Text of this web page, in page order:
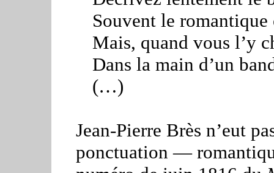
Souvent le romantique
Mais, quand vous l’y
Dans la main d’un
(…)
Jean-Pierre Brès n’eut
ponctuation —